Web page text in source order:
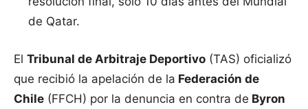
de Qatar.
El Tribunal de Arbitraje Deportivo (TAS) oficializó
que recibió la apelación de la Federación de
Chile (FFCH) por la denuncia en contra de Byron